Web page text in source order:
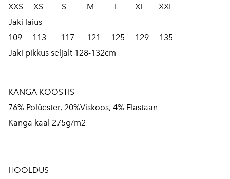
XXS XS S M L XL XXL
Jaki laius
109 113 117 121 125 129 135
Jaki pikkus seljalt 128-132cm
KANGA KOOSTIS -
76% Polüester, 20%Viskoos, 4% Elastaan
Kanga kaal 275g/m2
HOOLDUS -